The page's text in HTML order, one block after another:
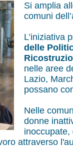
Si amplia
comuni
L’iniziativa
delle
nelle aree
Lazio,
possano
Nelle
donne
attraverso